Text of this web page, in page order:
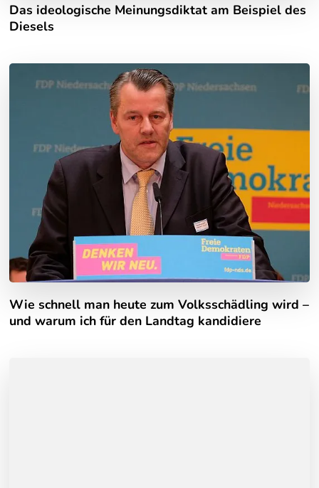
Das ideologische Meinungsdiktat am Beispiel des
Diesels
Wie schnell man heute zum Volksschädling wird –
und warum ich für den Landtag kandidiere